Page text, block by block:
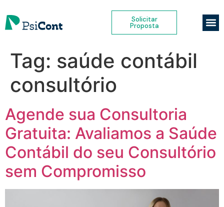
Solicitar
Proposta
Tag: saúde contábil
consultório
Agende sua Consultoria
Gratuita: Avaliamos a Saúde
Contábil do seu Consultório
sem Compromisso